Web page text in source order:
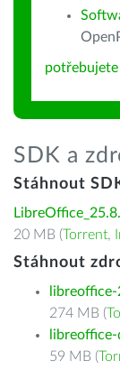
SDK a
Stáhnout
20 MB (Torrent,
Stáhnout
274 MB (
59 MB (